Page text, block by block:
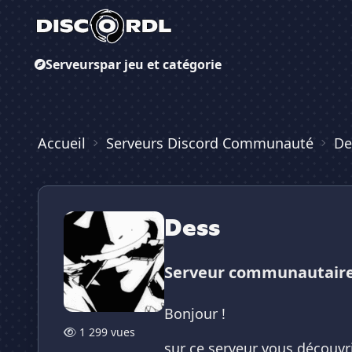
Serveurspar jeu et catégorie
Accueil Serveurs Discord Communauté
1 299 vues
Dess
Serveur
Bonjour !
sur ce serveur vous